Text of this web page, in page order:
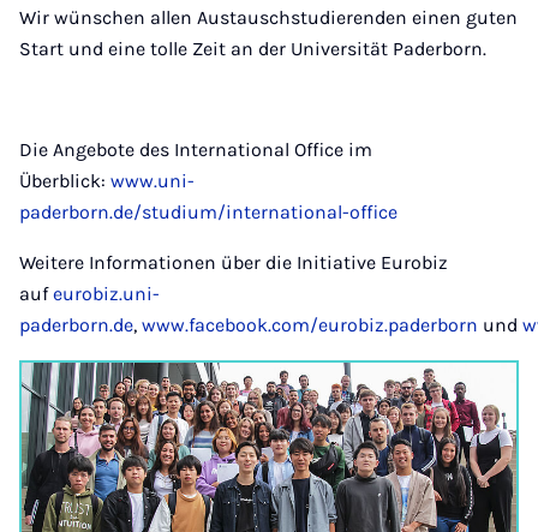
Wir wünschen allen Austauschstudierenden einen guten
Start und eine tolle Zeit an der Universität Paderborn.
Die Angebote des International Office im
Überblick: www.uni-
paderborn.de/studium/international-office
Weitere Informationen über die Initiative Eurobiz
aufeurobiz.uni-
paderborn.de, www.facebook.com/eurobiz.paderborn und